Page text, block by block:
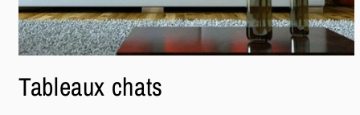
média
Tableaux chats